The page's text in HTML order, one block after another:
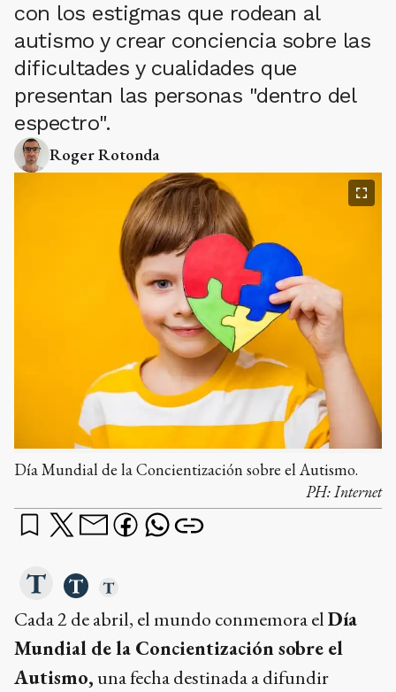
con los estigmas que rodean al
autismo y crear conciencia sobre las
dificultades y cualidades que
presentan las personas "dentro del
espectro".
Roger Rotonda
Día Mundial de la Concientización sobre el Autismo.
PH:Internet
Cada 2 de abril, el mundo conmemora elDía
Mundial de la Concientización sobre el
Autismo,una fecha destinada a difundir